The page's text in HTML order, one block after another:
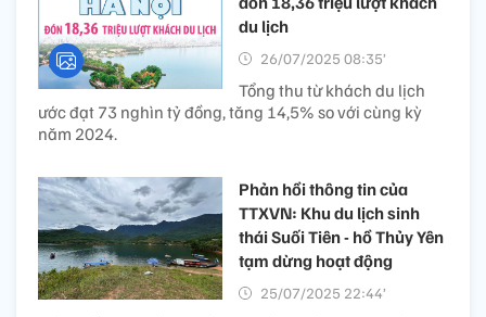
du lịch
26/07/2025 08:35’
Tổng thu từ khách du lịch
ước đạt 73 nghìn tỷ đồng, tăng 14,5% so với cùng kỳ
năm 2024.
Phản hồi thông tin của
TTXVN: Khu du lịch sinh
thái Suối Tiên - hồ Thủy Yên
tạm dừng hoạt động
25/07/2025 22:44’